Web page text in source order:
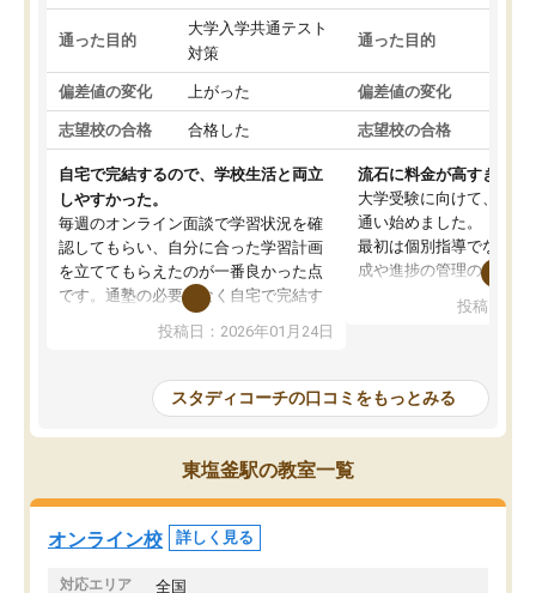
通った目的
大学入学共通テスト
対策
偏差値の変化 上がった
志望校の合格 合格した
自宅で完結するので、学校生活と両立
しやすかった。
毎週のオンライン面談で学習状況を確
認してもらい、自分に合った学習計画
を立ててもらえたのが一番良かった点
です。通塾の必要がなく自宅で完結す
たです。コーチが現役大学生で相談し
安も気軽に話せました。勉強習慣が身
についたと感じています。また、チャ
ットで質問できるのも便利でした。一
人では迷いがちだった受験勉強を、最
だと思います。
投稿日：2026年01月24日
通った目的
偏差値の変化
志望校の合格
流石に料金が高すぎる
大学受験に向けて、高2
通い始めました。
最初は個別指導でなく、
成や進捗の管理のみのコ
じ個別指導コースに変更
性が良くなかったです。
モチベーションが上がら
にやめてしまいました。
の方の予定が空いていな
投稿日：
スタディコーチの口コミをもっとみる
東塩釜駅の教室一覧
オンライン校 詳しく見る
対応エリア 全国